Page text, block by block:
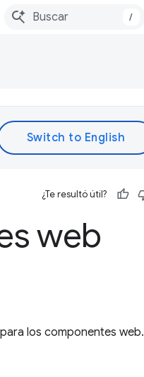
/
¿Te resultó útil?
web
los componentes web.